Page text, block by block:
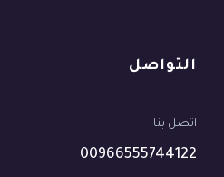
التواصل
اتصل بنا
00966555744122